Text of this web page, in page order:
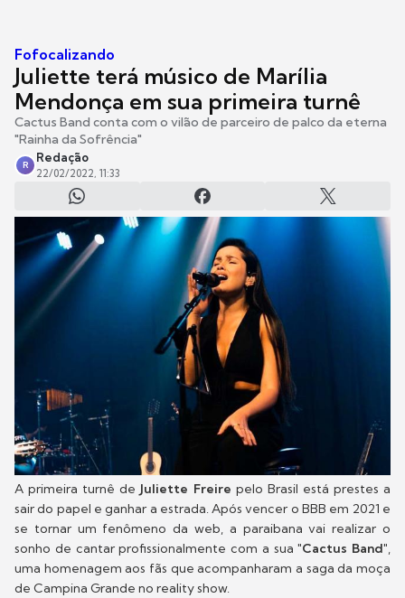
Fofocalizando
Juliette terá músico de Marília
Mendonça em sua primeira turnê
Cactus Band conta com o vilão de parceiro de palco da eterna
"Rainha da Sofrência"
R
Redação
22/02/2022, 11:33
A primeira turnê deJuliette Freire pelo Brasil está prestes a
sair do papel e ganhar a estrada. Após vencer o BBB em 2021 e
se tornar um fenômeno da web, a paraibana vai realizar o
sonho de cantar profissionalmente com a sua"Cactus Band",
uma homenagem aos fãs que acompanharam a saga da moça
de Campina Grande no reality show.